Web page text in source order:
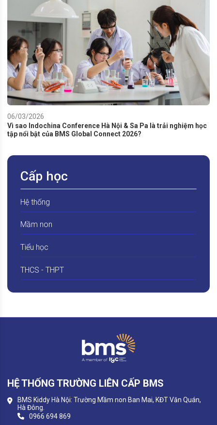
06/03/2026
Vì sao Indochina Conference Hà Nội & Sa Pa là trải nghiệm học
tập nổi bật của BMS Global Connect 2026?
Cấp học
Hệ thống
Mầm non
Tiểu học
THCS - THPT
HỆ THỐNG TRƯỜNG LIÊN CẤP BMS
BMS Kiddy Hà Nội: Trường Mầm non Ban Mai, KĐT Văn Quán,
Hà Đông.
0966 694 869